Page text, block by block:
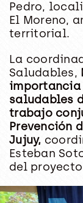
Pedro,
El Moreno,
territorial.
La
Saludables,
importancia
saludables
trabajo
Prevención
Jujuy,
Esteban
del